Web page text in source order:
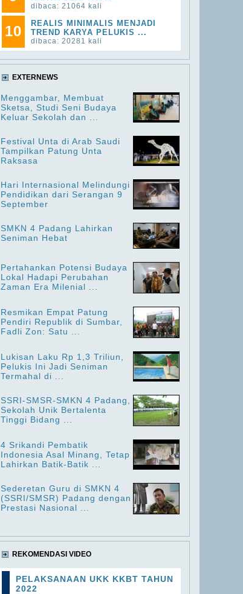
dibaca: 21064 kali
10
REALIS MINIMALIS MENJADI
TREND KARYA PELUKIS ...
dibaca: 20281 kali
EXTERNEWS
Menggambar, Membuat
Sketsa, Studi Seni Budaya
Keluar Sekolah dan ...
Festival Unta di Arab Saudi
Tampilkan Patung Unta
Raksasa
Hari Internasional Melindungi
Pendidikan dari Serangan 9
September
SMKN 4 Padang Lahirkan
Seniman Hebat
Pertahankan Potensi Budaya
Lokal Hadapi Perubahan
Zaman Era Milenial ...
Resmikan Empat Patung
Pendiri Republik di Sumbar,
Fadli Zon: Satu ...
Lukisan Laku Rp 1,3 Triliun,
Pelukis Ini Jadi Seniman
Termahal di ...
SSRI-SMSR-SMKN 4 Padang,
Sekolah Unik Bertalenta
Tinggi Bidang ...
4 Srikandi Pembatik
Indonesia Asal Minang, Tetap
Lahirkan Batik-Batik ...
Sederetan Guru di SMKN 4
(SSRI/SMSR) Padang dengan
Prestasi Nasional ...
REKOMENDASI VIDEO
PELAKSANAAN UKK KKBT TAHUN
2022